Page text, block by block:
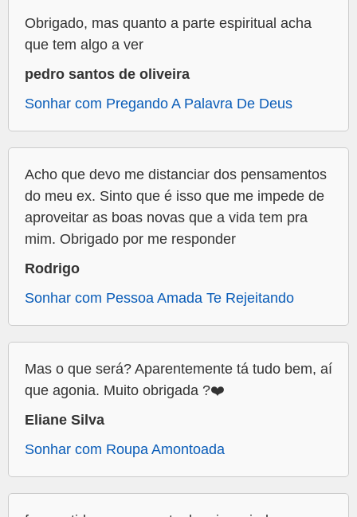
Obrigado, mas quanto a parte espiritual acha
que tem algo a ver
pedro santos de oliveira
Sonhar com Pregando A Palavra De Deus
Acho que devo me distanciar dos pensamentos
do meu ex. Sinto que é isso que me impede de
aproveitar as boas novas que a vida tem pra
mim. Obrigado por me responder
Rodrigo
Sonhar com Pessoa Amada Te Rejeitando
Mas o que será? Aparentemente tá tudo bem, aí
que agonia. Muito obrigada ?❤️
Eliane Silva
Sonhar com Roupa Amontoada